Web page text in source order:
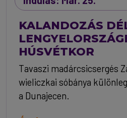
KALANDOZÁS
HÚSVÉTKOR
Tavaszi madárcsicsergés
wieliczkai sóbánya
a Dunajecen.